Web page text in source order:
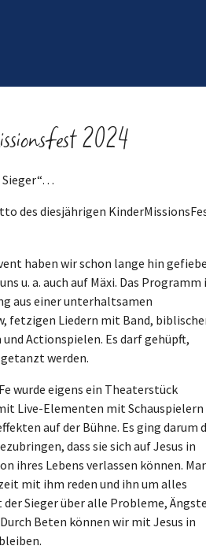
2024
Sieger“…
des diesjährigen
haben wir schon lange hin
u. a. auch auf Mäxi. Das Programm
aus einer unterhaltsamen
fetzigen Liedern mit Band,
und Actionspielen. Es darf gehüpft,
werden.
wurde eigens ein Theaterstück
Live-Elementen mit Schauspielern
auf der Bühne. Es ging darum
dass sie sich auf Jesus in
ihres Lebens verlassen können.
mit ihm reden und ihn um alles
Sieger über alle Probleme, Ängste
Beten können wir mit Jesus in